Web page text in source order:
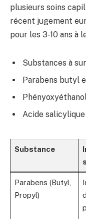
plusieurs soins
récent jugement
pour les 3-10 ans à
Substances à
Parabens butyl
Acide
Substance
Parabens (Butyl,
Propyl)